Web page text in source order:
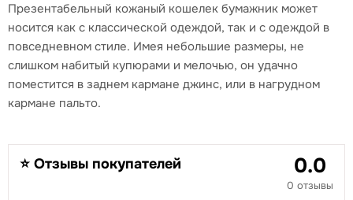
Презентабельный кожаный кошелек бумажник может
носится как с классической одеждой, так и с одеждой в
повседневном стиле. Имея небольшие размеры, не
слишком набитый купюрами и мелочью, он удачно
поместится в заднем кармане джинс, или в нагрудном
кармане пальто.
⭐ Отзывы покупателей 0.0
0 отзывы